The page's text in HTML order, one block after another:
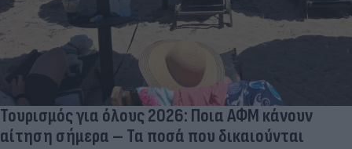
Τουρισμός για όλους 2026: Ποια ΑΦΜ κάνουν
αίτηση σήμερα – Τα ποσά που δικαιούνται